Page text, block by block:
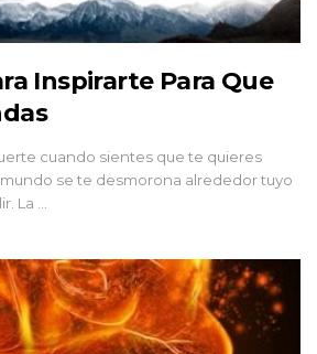
Inspirarte Para Que
cuando sientes que te quieres
se te desmorona alrededor tuyo
La …